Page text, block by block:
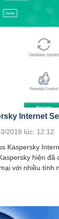
Internet
2018 lúc: 12:12
Kaspersky
hiện
với nhiều tính